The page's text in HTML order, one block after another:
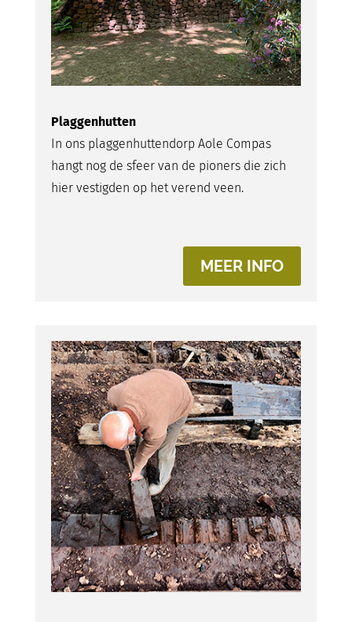
Plaggenhutten
In ons plaggenhuttendorp Aole Compas
hangt nog de sfeer van de pioners die zich
hier vestigden op het verend veen.
MEER INFO